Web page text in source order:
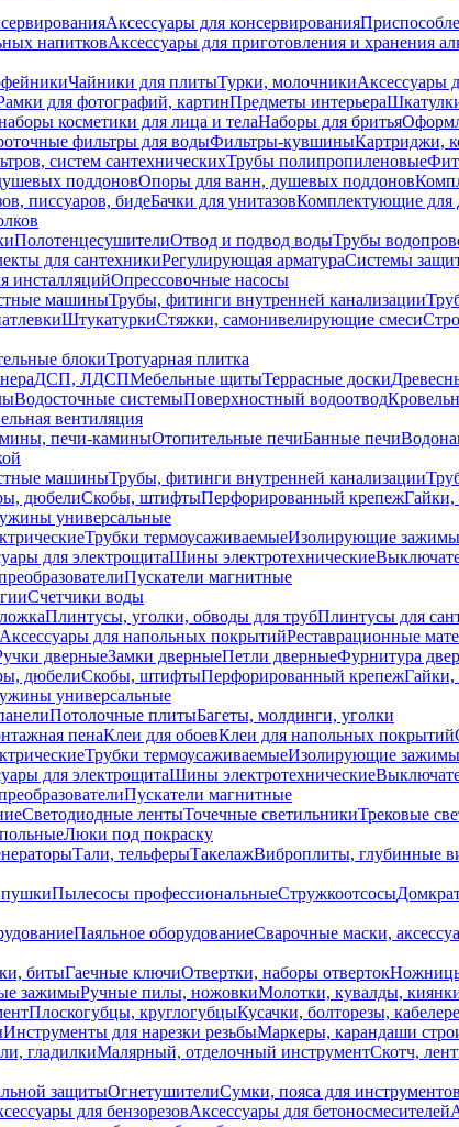
Аксессуары для консервирования
напитковАксессуары для приготовления и хранения
Чайники для плитыТурки, молочникиАксессуары
для фотографий, картинПредметы интерьера
косметики для лица и телаНаборы для бритья
фильтры для водыФильтры-кувшиныКартриджи,
систем сантехническихТрубы полипропиленовые
поддоновОпоры для ванн, душевых поддонов
писсуаров, бидеБачки для унитазовКомплектующие для
ПолотенцесушителиОтвод и подвод водыТрубы
для сантехникиРегулирующая арматураСистемы
инсталляцийОпрессовочные насосы
машиныТрубы, фитинги внутренней канализации
ШтукатуркиСтяжки, самонивелирующие смеси
блокиТротуарная плитка
ДСП, ЛДСПМебельные щитыТеррасные доски
Водосточные системыПоверхностный водоотвод
вентиляция
печи-каминыОтопительные печиБанные печи
машиныТрубы, фитинги внутренней канализации
дюбелиСкобы, штифтыПерфорированный крепеж
универсальные
Трубки термоусаживаемыеИзолирующие зажимы
для электрощитаШины электротехнические
Пускатели магнитные
Счетчики воды
Плинтусы, уголки, обводы для трубПлинтусы для
Аксессуары для напольных покрытийРеставрационные
дверныеЗамки дверныеПетли дверныеФурнитура
дюбелиСкобы, штифтыПерфорированный крепеж
универсальные
Потолочные плитыБагеты, молдинги, уголки
пенаКлеи для обоевКлеи для напольных покрытий
Трубки термоусаживаемыеИзолирующие зажимы
для электрощитаШины электротехнические
Пускатели магнитные
Светодиодные лентыТочечные светильникиТрековые
Люки под покраску
Тали, тельферыТакелажВиброплиты, глубинные
Пылесосы профессиональныеСтружкоотсосы
Паяльное оборудованиеСварочные маски,
битыГаечные ключиОтвертки, наборы отверток
зажимыРучные пилы, ножовкиМолотки, кувалды,
Плоскогубцы, круглогубцыКусачки, болторезы,
Инструменты для нарезки резьбыМаркеры, карандаши
гладилкиМалярный, отделочный инструментСкотч,
защитыОгнетушителиСумки, пояса для инструментов
для бензорезовАксессуары для бетоносмесителей